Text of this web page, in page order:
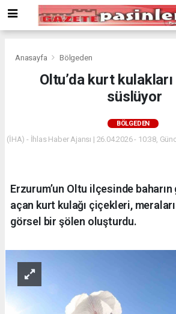
Bonusu
Veren
deneme
siteler
Veren
Anasayfa Bölgeden
Oltu’da kurt kulakları
süslüyor
BÖLGEDEN
(İHA) - İhlas Haber Ajansı | 26.04.2026 - 10:38,
Erzurum’un Oltu ilçesinde
açan kurt kulağı çiçekleri,
görsel bir şölen oluşturdu.